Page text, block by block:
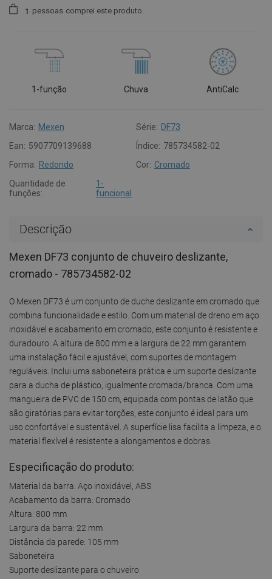
1 pessoas comprei este produto.
1-função Chuva AntiCalc
Marca: Mexen Série: DF73
Ean: 5907709139688 Índice: 785734582-02
Forma: Redondo Cor: Cromado
Quantidade de
funções:
1-
funcional
Descrição
Mexen DF73 conjunto de chuveiro deslizante,
cromado - 785734582-02
O Mexen DF73 é um conjunto de duche deslizante em cromado que
combina funcionalidade e estilo. Com um material de dreno em aço
inoxidável e acabamento em cromado, este conjunto é resistente e
duradouro. A altura de 800 mm e a largura de 22 mm garantem
uma instalação fácil e ajustável, com suportes de montagem
reguláveis. Inclui uma saboneteira prática e um suporte deslizante
para a ducha de plástico, igualmente cromada/branca. Com uma
mangueira de PVC de 150 cm, equipada com pontas de latão que
são giratórias para evitar torções, este conjunto é ideal para um
uso confortável e sustentável. A superfície lisa facilita a limpeza, e o
material flexível é resistente a alongamentos e dobras.
Especificação do produto:
Material da barra: Aço inoxidável, ABS
Acabamento da barra: Cromado
Altura: 800 mm
Largura da barra: 22 mm
Distância da parede: 105 mm
Saboneteira
Suporte deslizante para o chuveiro